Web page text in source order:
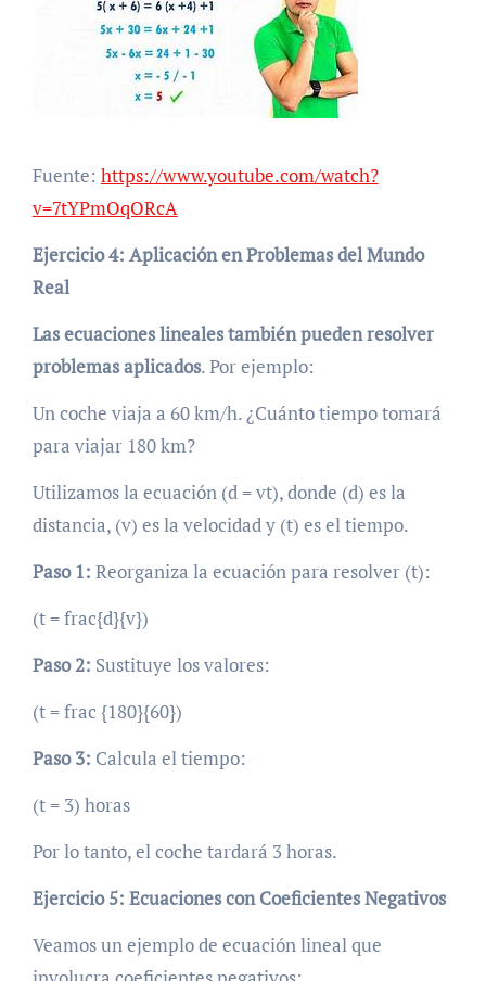
Fuente: https://www.youtube.com/watch?
v=7tYPmOqORcA
Ejercicio 4: Aplicación en Problemas del Mundo
Real
Las ecuaciones lineales también pueden resolver
problemas aplicados. Por ejemplo:
Un coche viaja a 60 km/h. ¿Cuánto tiempo tomará
para viajar 180 km?
Utilizamos la ecuación (d = vt), donde (d) es la
distancia, (v) es la velocidad y (t) es el tiempo.
Paso 1: Reorganiza la ecuación para resolver (t):
(t = frac{d}{v})
Paso 2: Sustituye los valores:
(t = frac {180}{60})
Paso 3: Calcula el tiempo:
(t = 3) horas
Por lo tanto, el coche tardará 3 horas.
Ejercicio 5: Ecuaciones con Coeficientes Negativos
Veamos un ejemplo de ecuación lineal que